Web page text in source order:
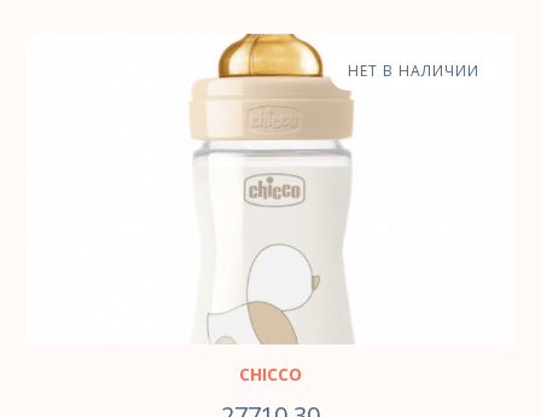
НЕТ В НАЛИЧИИ
CHICCO